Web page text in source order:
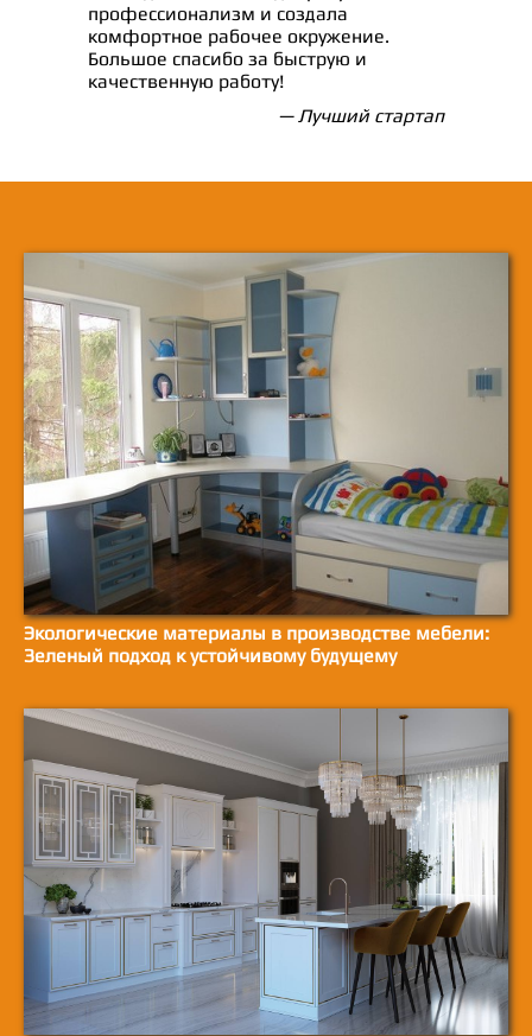
профессионализм и создала
комфортное рабочее окружение.
Большое спасибо за быструю и
качественную работу!
— Лучший стартап
Экологические материалы в производстве мебели:
Зеленый подход к устойчивому будущему